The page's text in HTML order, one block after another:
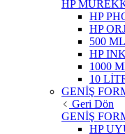
HP
HP
HP
500
HP
1000
10
GENİŞ
Geri Dön
GENİŞ
HP